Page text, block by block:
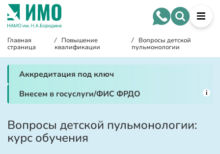
Главная
страница
/ Повышение
квалификации
/ Вопросы детской
пульмонологии
Аккредитация под ключ
Внесем в госуслуги/ФИС ФРДО
i
Вопросы детской пульмонологии:
курс обучения